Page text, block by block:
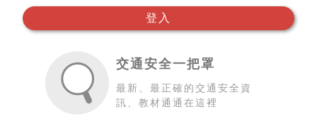
交通安全一把罩
最新、最正確的交通安全資
訊、教材通通在這裡
登入